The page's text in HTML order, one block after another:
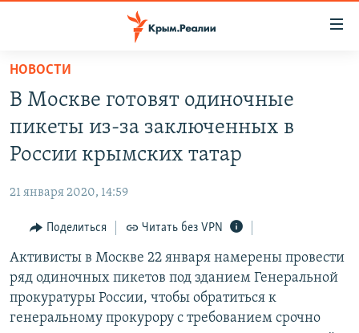
Вернуться
основному
содержанию
Вернутся
главной
навигации
Вернутся
поиску
11 ЛЕТ ОККУПАЦИИ КРЫМА. 11 ИСТОРИЙ СОПРОТИВЛЕНИЯ
ВОДА
ЕЩЕ
ИНТЕРАКТИВ
ИНФОГРАФИКА
ТЕЛЕПРОЕКТ КРЫМ.РЕАЛИИ
СОВЕТЫ ПРАВОЗАЩИТНИКОВ
РАДІО СВОБОДА
КАК ОБОЙТИ БЛОКИРОВКУ
Українською
НОВОСТИ
В Москве готовят одиночные
пикеты из-за заключенных в
России крымских татар
21 января 2020, 14:59
Поделиться Читать без VPN
Активисты в Москве 22 января намерены провести
ряд одиночных пикетов под зданием Генеральной
прокуратуры России, чтобы обратиться к
генеральному прокурору с требованием срочно